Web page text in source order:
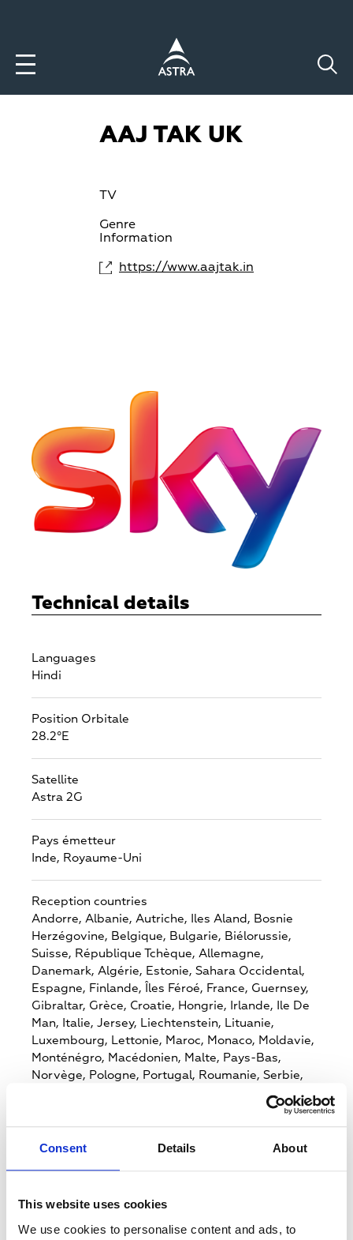
Consent Details About
This website uses cookies
We use cookies to personalise content and ads, to
principal
AAJ TAK UK
TV
Genre
Information
https://www.aajtak.in
Technical details
Languages
Hindi
Position Orbitale
28.2°E
Satellite
Astra 2G
Pays émetteur
Inde, Royaume-Uni
Reception countries
Andorre, Albanie, Autriche, Iles Aland, Bosnie
Herzégovine, Belgique, Bulgarie, Biélorussie,
Suisse, République Tchèque, Allemagne,
Danemark, Algérie, Estonie, Sahara Occidental,
Espagne, Finlande, Îles Féroé, France, Guernsey,
Gibraltar, Grèce, Croatie, Hongrie, Irlande,
Ile De
Man, Italie, Jersey, Liechtenstein, Lituanie,
Luxembourg, Lettonie, Maroc, Monaco, Moldavie,
Monténégro, Macédonien, Malte, Pays-Bas,
Norvège, Pologne, Portugal, Roumanie, Serbie,
Saint Marin,
Marchés ciblés
Andorre, Albanie,
Suisse, République Tchèque,
Danemark,
Algérie, Estonie,
Sahara Occidental,